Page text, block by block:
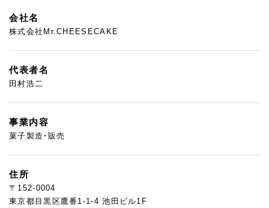
会社名
株式会社Mr.CHEESECAKE
代表者名
田村浩二
事業内容
菓子製造・販売
住所
〒152-0004
東京都目黒区鷹番1-1-4 池田ビル1F